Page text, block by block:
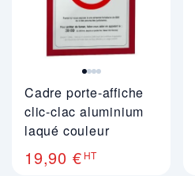
Cadre porte-affiche
clic-clac aluminium
laqué couleur
19,90 € HT